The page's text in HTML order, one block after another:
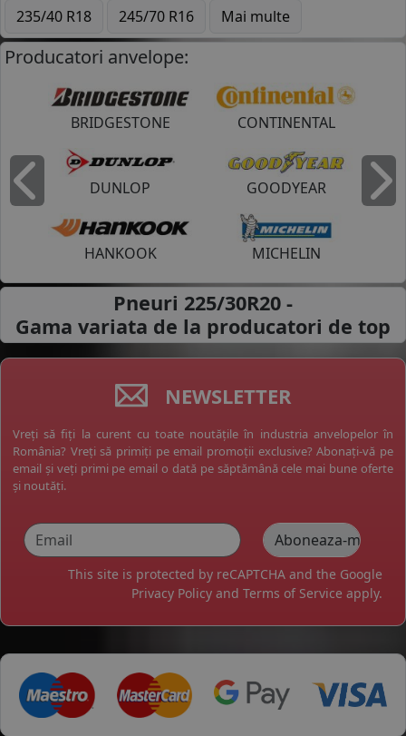
235/40 R18
245/70 R16 Mai multe
Producatori anvelope:
BRIDGESTONE CONTINENTAL
DUNLOP GOODYEAR
HANKOOK MICHELIN
Inapoi
Pneuri 225/30R20 -
Gama variata de la producatori de top
NEWSLETTER
Vreți să fiți la curent cu toate noutățile în industria anvelopelor în
România? Vreți să primiți pe email promoții exclusive? Abonați-vă pe
email și veți primi pe email o dată pe săptămână cele mai bune oferte
și noutăți.
This site is protected by reCAPTCHA and the Google
Privacy Policy and Terms of Service apply.